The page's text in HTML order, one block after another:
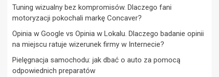
Tuning wizualny bez kompromisów. Dlaczego fani
motoryzacji pokochali markę Concaver?
Opinia w Google vs Opinia w Lokalu. Dlaczego badanie opinii
na miejscu ratuje wizerunek firmy w Internecie?
Pielęgnacja samochodu: jak dbać o auto za pomocą
odpowiednich preparatów